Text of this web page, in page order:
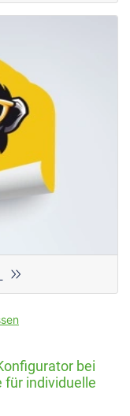
bei
für individuelle